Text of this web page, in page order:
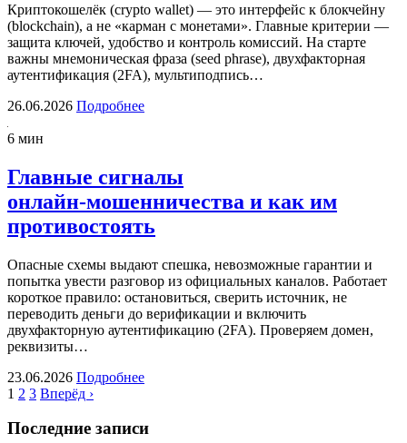
Криптокошелёк (crypto wallet) — это интерфейс к блокчейну
(blockchain), а не «карман с монетами». Главные критерии —
защита ключей, удобство и контроль комиссий. На старте
важны мнемоническая фраза (seed phrase), двухфакторная
аутентификация (2FA), мультиподпись…
26.06.2026 Подробнее
6 мин
Главные сигналы
онлайн‑мошенничества и как им
противостоять
Опасные схемы выдают спешка, невозможные гарантии и
попытка увести разговор из официальных каналов. Работает
короткое правило: остановиться, сверить источник, не
переводить деньги до верификации и включить
двухфакторную аутентификацию (2FA). Проверяем домен,
реквизиты…
23.06.2026 Подробнее
1 2 3 Вперёд ›
Последние записи